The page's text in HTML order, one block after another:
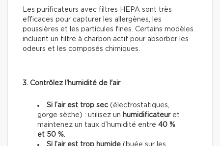
Les purificateurs avec filtres HEPA sont très
efficaces pour capturer les allergènes, les
poussières et les particules fines. Certains modèles
incluent un filtre à charbon actif pour absorber les
odeurs et les composés chimiques.
3. Contrôlez l'humidité de l'air
Si l’air est trop sec (électrostatiques,
gorge sèche) : utilisez un humidificateuret
maintenez un taux d’humidité entre 40 %
et 50 %.